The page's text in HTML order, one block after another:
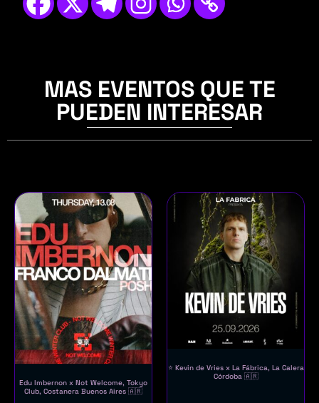
MAS EVENTOS QUE TE
PUEDEN INTERESAR
Edu Imbernon x Not Welcome, Tokyo
Club, Costanera Buenos Aires 🇦🇷
⭐ Kevin de Vries x La Fábrica, La Calera
Córdoba 🇦🇷